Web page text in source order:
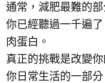
通常，減肥最難的
你已經聽過一千遍
肉蛋白。
真正的挑戰是改變
你日常生活的一部